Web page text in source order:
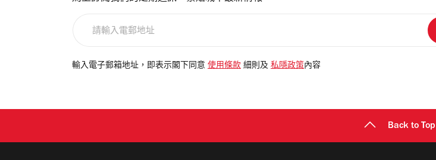
電
輸入電子郵箱地址，即表示閣下同意 使用條款 細則及 私隱政策 內容
Back to Top